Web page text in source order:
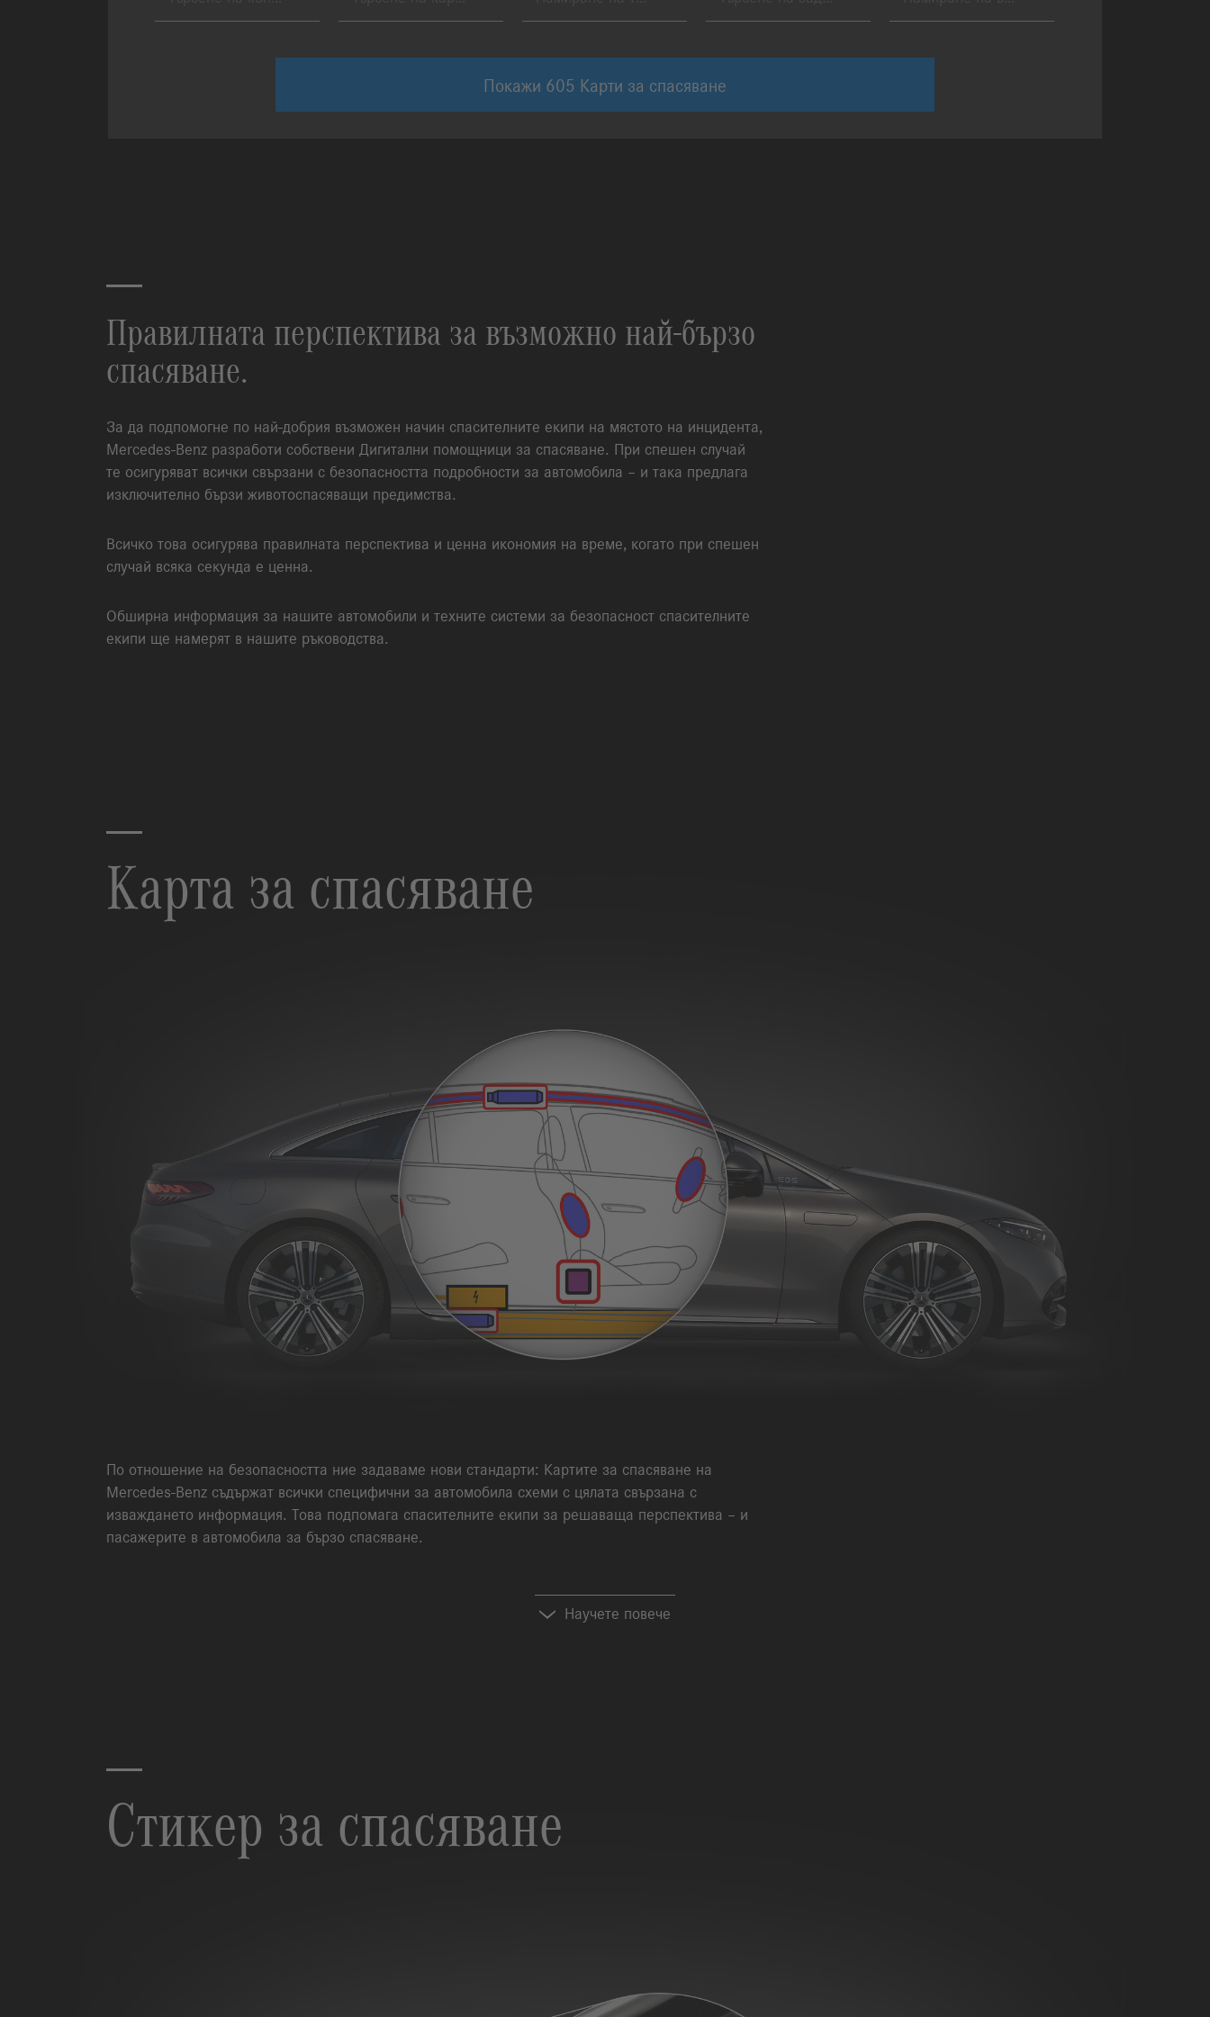
Покажи 605 Карти за спасяване
Правилната перспектива за възможно най-бързо
спасяване.
За да подпомогне по най-добрия възможен начин спасителните екипи на мястото на инцидента,
Mercedes-Benz разработи собствени Дигитални помощници за спасяване. При спешен случай
те осигуряват всички свързани с безопасността подробности за автомобила – и така предлага
изключително бързи животоспасяващи предимства.
Всичко това осигурява правилната перспектива и ценна икономия на време, когато при спешен
случай всяка секунда е ценна.
Обширна информация за нашите автомобили и техните системи за безопасност спасителните
екипи ще намерят в нашите ръководства.
Карта за спасяване
По отношение на безопасността ние задаваме нови стандарти: Картите за спасяване на
Mercedes-Benz съдържат всички специфични за автомобила схеми с цялата свързана с
изваждането информация. Това подпомага спасителните екипи за решаваща перспектива – и
пасажерите в автомобила за бързо спасяване.
Научете повече
Стикер за спасяване